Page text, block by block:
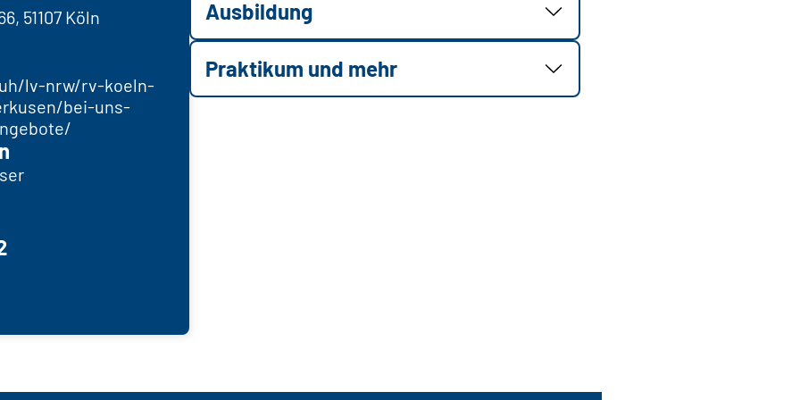
51107 Köln
lv-nrw/rv-koeln-
bei-uns-
Ausbildung
Praktikum und mehr